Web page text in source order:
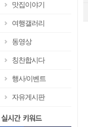
맛집이야기
여행갤러리
동영상
칭찬합시다
행사/이벤트
자유게시판